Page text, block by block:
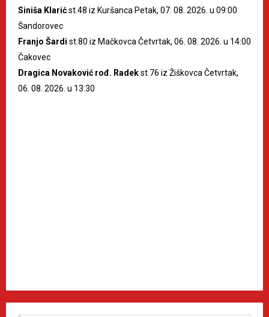
Siniša Klarićst.48 iz Kuršanca Petak, 07. 08. 2026. u 09:00
Šandorovec
Franjo Šardi st.80 iz Mačkovca Četvrtak, 06. 08. 2026. u 14:00
Čakovec
Dragica Novaković rođ. Radekst.76 iz Žiškovca Četvrtak,
06. 08. 2026. u 13:30